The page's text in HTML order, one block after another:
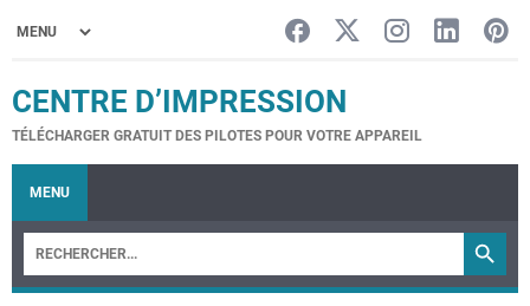
CENTRE D’IMPRESSION
TÉLÉCHARGER GRATUIT DES PILOTES POUR VOTRE APPAREIL
MENU